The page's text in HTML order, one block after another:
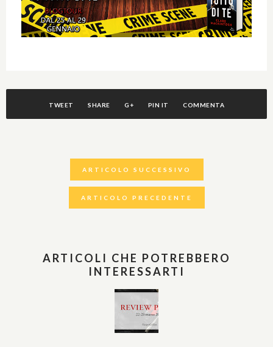
TWEET SHARE G+ PIN IT COMMENTA
ARTICOLO SUCCESSIVO
ARTICOLO PRECEDENTE
ARTICOLI CHE POTREBBERO
INTERESSARTI